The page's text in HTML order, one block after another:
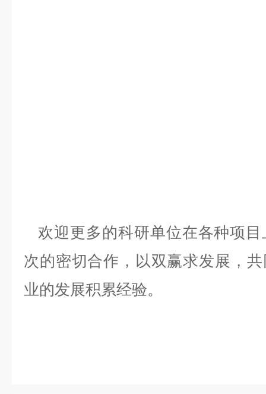
欢迎更多的科研单位在各种项
次的密切合作，以双赢求发展，
业的发展积累经验。